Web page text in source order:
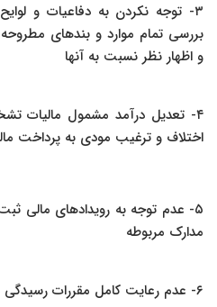
۳- توجه نکردن به دفاعیات و
بررسی تمام موارد و بندهای
و اظهار نظر نسبت به آنها
۴- تعدیل درآمد مشمول
اختلاف و ترغیب مودی به پرداخت
۵- عدم توجه به رویدادهای مالی
مدارک مربوطه
۶- عدم رعایت کامل مقررات رسیدگی به تراکنشهای بانکی